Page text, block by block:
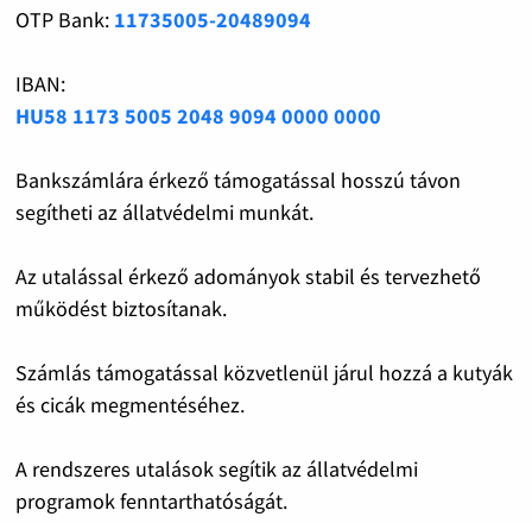
OTP Bank: 11735005-20489094
IBAN:
HU58 1173 5005 2048 9094 0000 0000
Bankszámlára érkező támogatással hosszú távon
segítheti az állatvédelmi munkát.
Az utalással érkező adományok stabil és tervezhető
működést biztosítanak.
Számlás támogatással közvetlenül járul hozzá a kutyák
és cicák megmentéséhez.
A rendszeres utalások segítik az állatvédelmi
programok fenntarthatóságát.